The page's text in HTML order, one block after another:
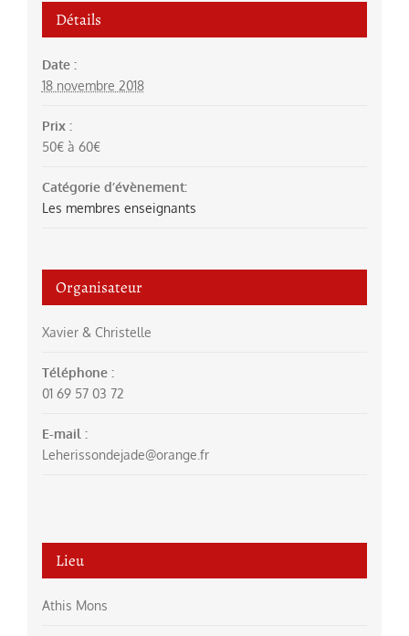
Détails
Date :
18 novembre 2018
Prix :
50€ à 60€
Catégorie d’évènement:
Les membres enseignants
Organisateur
Xavier & Christelle
Téléphone :
01 69 57 03 72
E-mail :
Leherissondejade@orange.fr
Lieu
Athis Mons